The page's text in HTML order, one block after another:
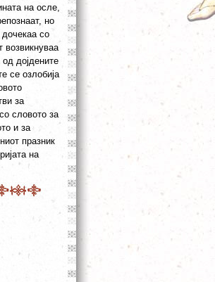
на осле,
но
со
возвикнуваа
дојдените
се озлобија
за
словото за
и за
празник
на